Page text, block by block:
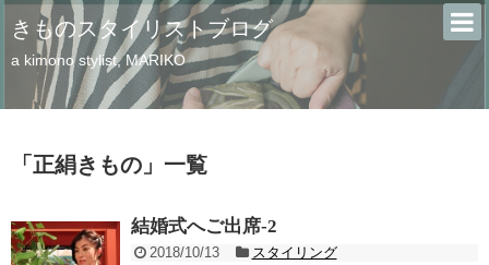
きものスタイリストブログ
a kimono stylist, MARIKO
「 正絹きもの 」 一覧
結婚式へご出席‐2
2018/10/13
スタイリング